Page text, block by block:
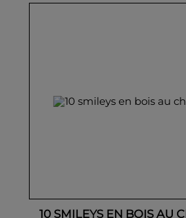
10 SMILEYS EN BOIS AU